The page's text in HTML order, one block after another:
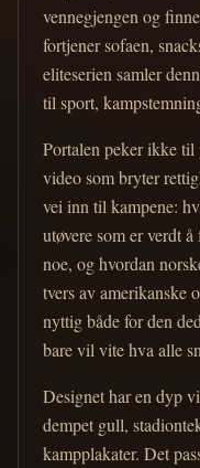
vennegjengen og
fortjener sofaen,
eliteserien samler
til sport,
Portalen peker ikke
video som bryter
vei inn til kampene:
utøvere som er verdt
noe, og hvordan
tvers av amerikanske
nyttig både for den
bare vil vite hva alle
Designet har en dyp
dempet gull,
kampplakater. Det